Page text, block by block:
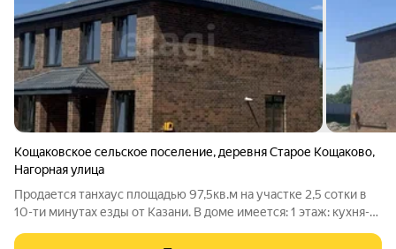
Кощаковское сельское поселение, деревня Старое Кощаково,
Нагорная улица
Продается танхаус площадью 97,5кв.м на участке 2,5 сотки в
10-ти минутах езды от Казани. В доме имеется: 1 этаж: кухня-